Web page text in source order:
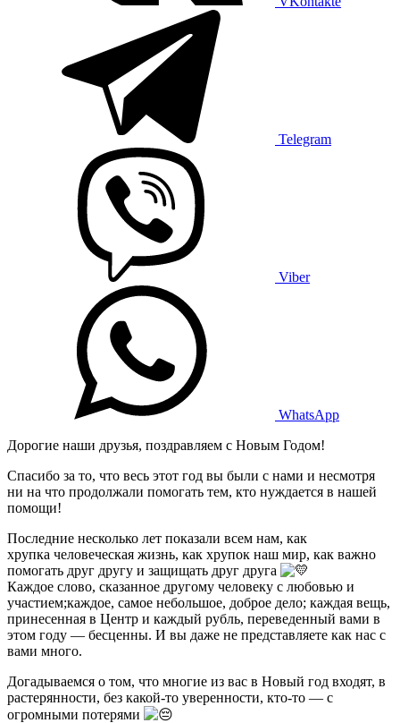
Telegram
Viber
WhatsApp
Дорогие наши друзья, поздравляем с Новым Годом!
Спасибо за то, что весь этот год вы были с нами и несмотря
ни на что продолжали помогать тем, кто нуждается в нашей
помощи!
Последние несколько лет показали всем нам, как
хрупка человеческая жизнь, как хрупок наш мир, как важно
помогать друг другу и защищать друг друга
Каждое слово, сказанное другому человеку с любовью и
участием;каждое, самое небольшое, доброе дело; каждая вещь,
принесенная в Центр и каждый рубль, переведенный вами в
этом году — бесценны. И вы даже не представляете как нас с
вами много.
Догадываемся о том, что многие из вас в Новый год входят, в
растерянности, без какой-то уверенности, кто-то — с
огромными потерями